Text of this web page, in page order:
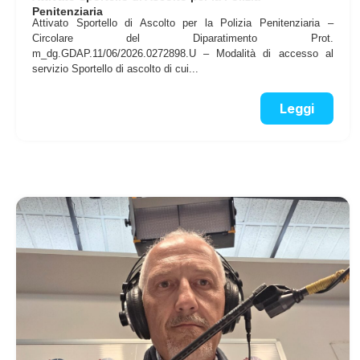
Penitenziaria
Attivato Sportello di Ascolto per la Polizia Penitenziaria –
Circolare del Diparatimento Prot.
m_dg.GDAP.11/06/2026.0272898.U – Modalità di accesso al
servizio Sportello di ascolto di cui...
Leggi